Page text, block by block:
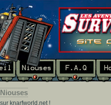
Niouses